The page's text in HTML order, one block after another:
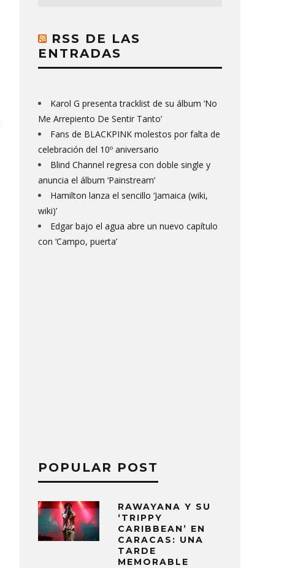
RSS DE LAS
ENTRADAS
Karol G presenta tracklist de su álbum ‘No
Me Arrepiento De Sentir Tanto’
Fans de BLACKPINK molestos por falta de
celebración del 10º aniversario
Blind Channel regresa con doble single y
anuncia el álbum ‘Painstream’
Hamilton lanza el sencillo ‘Jamaica (wiki,
wiki)’
Edgar bajo el agua abre un nuevo capítulo
con ‘Campo, puerta’
POPULAR POST
RAWAYANA Y SU
‘TRIPPY
CARIBBEAN’ EN
CARACAS: UNA
TARDE
MEMORABLE